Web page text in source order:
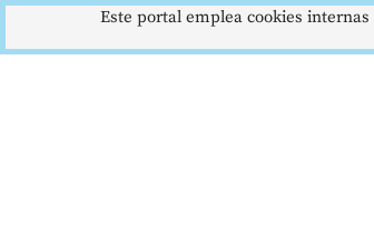
Este portal emplea cookies